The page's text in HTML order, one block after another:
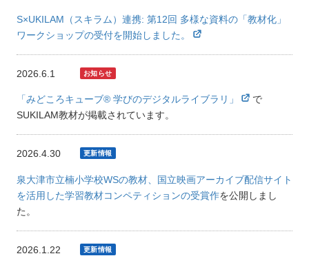
S×UKILAM（スキラム）連携: 第12回 多様な資料の「教材化」
ワークショップの受付を開始しました。
2026.6.1
「みどころキューブ® 学びのデジタルライブラリ」
で
SUKILAM教材が掲載されています。
2026.4.30
泉大津市立楠小学校WSの教材、国立映画アーカイブ配信サイト
を活用した学習教材コンペティションの受賞作を公開しまし
た。
2026.1.22